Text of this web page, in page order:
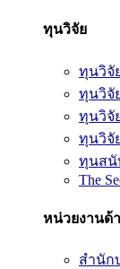
ทุนวิจัย
ทุนวิจั
ทุนวิจั
ทุนวิจั
ทุนวิจั
ทุนสนั
The
หน่วยงานด้
สำนัก